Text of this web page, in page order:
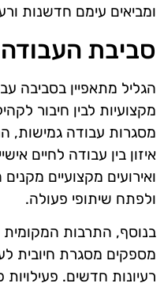
ומביאים עימם חדשנות
סביבת
הגליל מתאפיין בסביבה
מקצועיות לבין חיבור
מסגרות עבודה גמישות,
איזון בין עבודה לחיים
ואירועים מקצועיים
ולפתח שיתופי פעולה.
בנוסף, התרבות המקומית
מספקים מסגרת חיובית
רעיונות חדשים. פעילויות